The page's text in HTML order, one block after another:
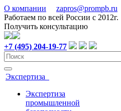
О компании zapros@prompb.ru
Работаем по всей России с 2012г.
Получить консультацию
+7 (495) 204-19-77
Экспертиза
Экспертиза
промышленной